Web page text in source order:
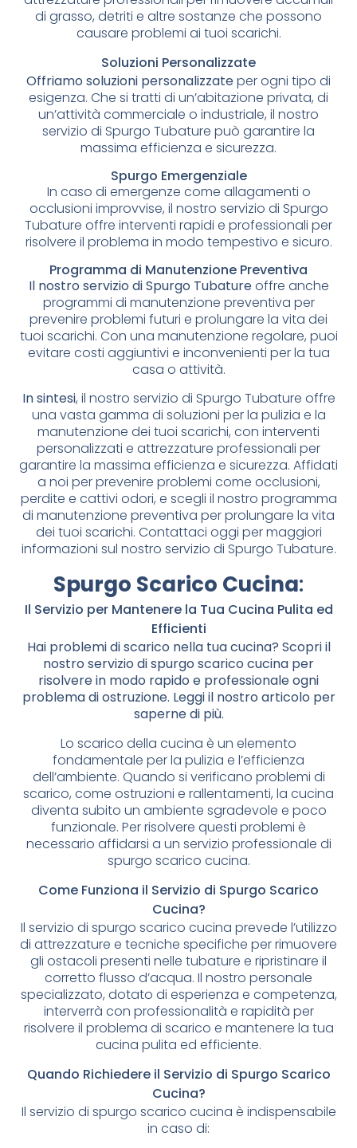
di grasso, detriti e altre sostanze che possono
causare problemi ai tuoi scarichi.
Soluzioni Personalizzate
Offriamo soluzioni personalizzateper ogni tipo di
esigenza. Che si tratti di un’abitazione privata, di
un’attività commerciale o industriale, il nostro
servizio di Spurgo Tubature può garantire la
massima efficienza e sicurezza.
Spurgo Emergenziale
In caso di emergenze come allagamenti o
occlusioni improvvise, il nostro servizio di Spurgo
Tubature offre interventi rapidi e professionali per
risolvere il problema in modo tempestivo e sicuro.
Programma di Manutenzione Preventiva
Il nostro servizio di Spurgo Tubatureoffre anche
programmi di manutenzione preventiva per
prevenire problemi futuri e prolungare la vita dei
tuoi scarichi. Con una manutenzione regolare, puoi
evitare costi aggiuntivi e inconvenienti per la tua
casa o attività.
In sintesi, il nostro servizio di Spurgo Tubature offre
una vasta gamma di soluzioni per la pulizia e la
manutenzione dei tuoi scarichi, con interventi
personalizzati e attrezzature professionali per
garantire la massima efficienza e sicurezza. Affidati
a noi per prevenire problemi come occlusioni,
perdite e cattivi odori, e scegli il nostro programma
di manutenzione preventiva per prolungare la vita
dei tuoi scarichi. Contattaci oggi per maggiori
informazioni sul nostro servizio di Spurgo Tubature.
Spurgo Scarico Cucina:
Il Servizio per Mantenere la Tua Cucina Pulita ed
Efficienti
Hai problemi di scarico nella tua cucina? Scopri il
nostro servizio di spurgo scarico cucina per
risolvere in modo rapido e professionale ogni
problema di ostruzione. Leggi il nostro articolo per
saperne di più.
Lo scarico della cucina è un elemento
fondamentale per la pulizia e l’efficienza
dell’ambiente. Quando si verificano problemi di
scarico, come ostruzioni e rallentamenti, la cucina
diventa subito un ambiente sgradevole e poco
funzionale. Per risolvere questi problemi è
necessario affidarsi a un servizio professionale di
spurgo scarico cucina.
Come Funziona il Servizio di Spurgo Scarico
Cucina?
Il servizio di spurgo scarico cucina prevede l’utilizzo
di attrezzature e tecniche specifiche per rimuovere
gli ostacoli presenti nelle tubature e ripristinare il
corretto flusso d’acqua. Il nostro personale
specializzato, dotato di esperienza e competenza,
interverrà con professionalità e rapidità per
risolvere il problema di scarico e mantenere la tua
cucina pulita ed efficiente.
Quando Richiedere il Servizio di Spurgo Scarico
Cucina?
Il servizio di spurgo scarico cucina è indispensabile
in caso di: